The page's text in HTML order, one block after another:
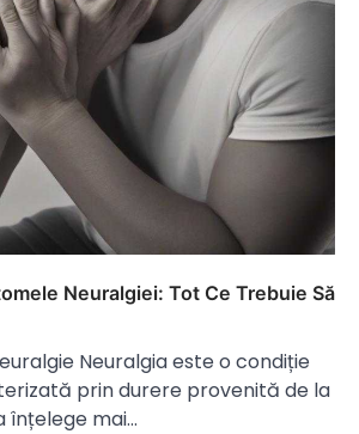
Neuralgiei: Tot Ce Trebuie Să
Neuralgia este o condiție
prin durere provenită de la
înțelege mai…